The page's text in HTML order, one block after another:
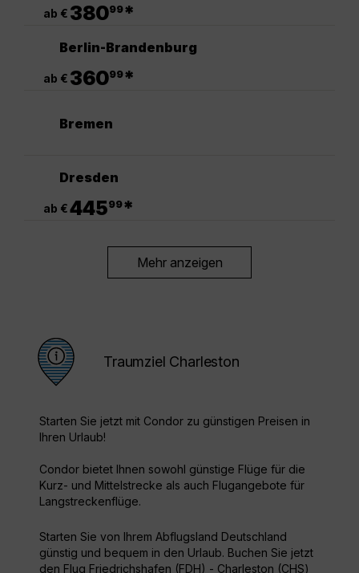
ab € 38099*
Berlin-Brandenburg
ab € 36099*
Bremen
Dresden
ab €44599*
Mehr anzeigen
Traumziel Charleston
Starten Sie jetzt mit Condor zu günstigen Preisen in
Ihren Urlaub!
Condor bietet Ihnen sowohl günstige Flüge für die
Kurz- und Mittelstrecke als auch Flugangebote für
Langstreckenflüge.
Starten Sie von Ihrem Abflugsland Deutschland
günstig und bequem in den Urlaub. Buchen Sie jetzt
den Flug Friedrichshafen (FDH) - Charleston (CHS)